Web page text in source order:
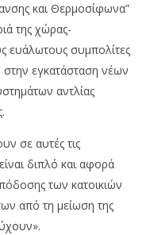
και Θερμοσίφωνα”
της χώρας-
ευάλωτους συμπολίτες
εγκατάσταση νέων
αντλίας
σε αυτές τις
διπλό και αφορά
των κατοικιών
από τη μείωση της